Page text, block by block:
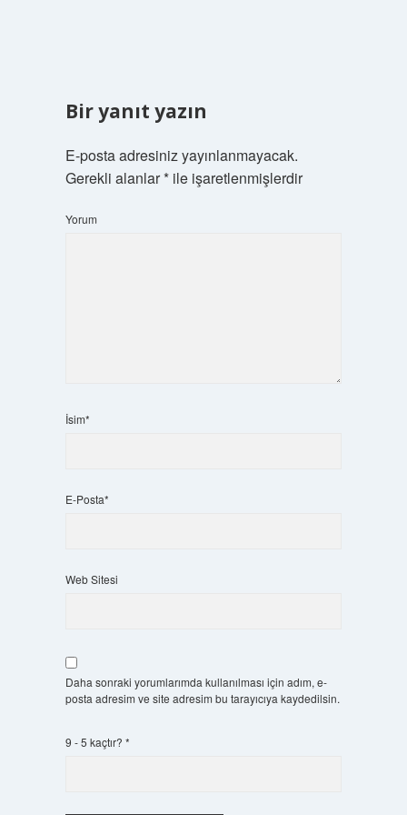
Bir yanıt yazın
E-posta adresiniz yayınlanmayacak.
Gerekli alanlar*ile işaretlenmişlerdir
Yorum
İsim*
E-Posta*
Web Sitesi
Daha sonraki yorumlarımda kullanılması için adım, e-
posta adresim ve site adresim bu tarayıcıya kaydedilsin.
9 - 5 kaçtır? *